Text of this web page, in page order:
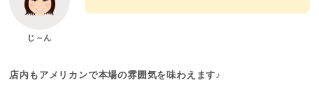
じ～ん
店内もアメリカンで本場の雰囲気を味わえます♪